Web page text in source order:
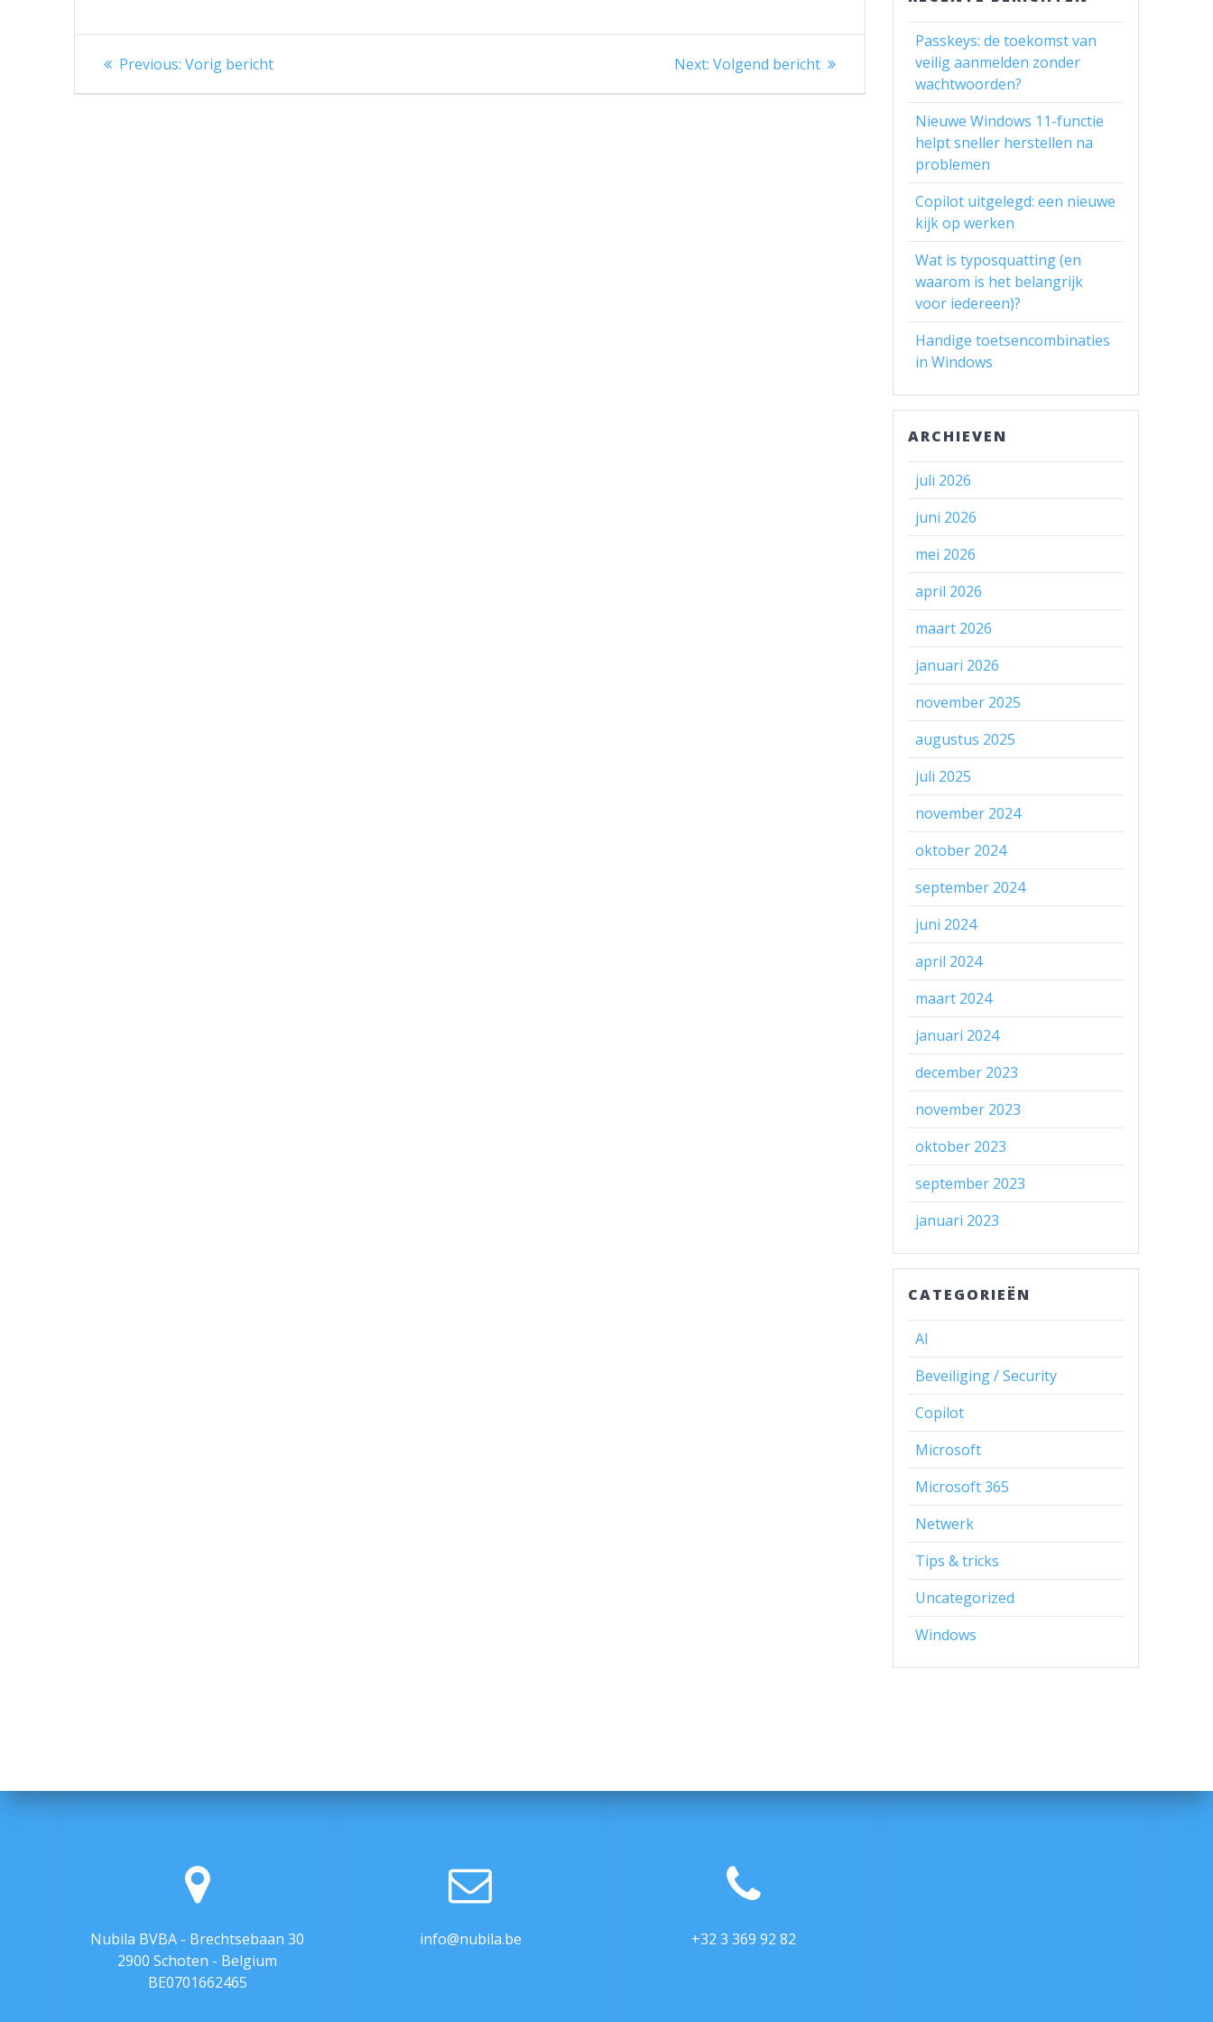
Berichtnavigatie
Previous: Previous
Vorig bericht Next: Next
Volgend bericht
Passkeys: de toekomst van
veilig aanmelden zonder
wachtwoorden?
Nieuwe Windows 11-functie
helpt sneller herstellen na
problemen
Copilot uitgelegd: een nieuwe
kijk op werken
Wat is typosquatting (en
waarom is het belangrijk
voor iedereen)?
Handige toetsencombinaties
in Windows
ARCHIEVEN
juli 2026
juni 2026
mei 2026
april 2026
maart 2026
januari 2026
november 2025
augustus 2025
juli 2025
november 2024
oktober 2024
september 2024
juni 2024
april 2024
maart 2024
januari 2024
december 2023
november 2023
oktober 2023
september 2023
januari 2023
CATEGORIEËN
AI
Beveiliging / Security
Copilot
Microsoft
Microsoft 365
Netwerk
Tips & tricks
Uncategorized
Windows
Nubila BVBA - Brechtsebaan 30
2900 Schoten - Belgium
BE0701662465
info@nubila.be +32 3 369 92 82